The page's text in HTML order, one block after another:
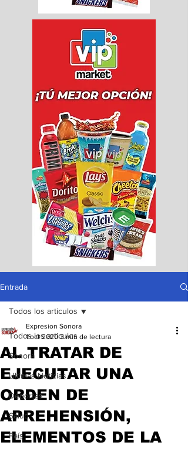
Entrada
Todos los articulos
Sonora
Ultimas Noticias
Deportes
Salud
País
Todos los articulos
AL TRATAR DE
EJECUTAR UNA
ORDEN DE
APREHENSIÓN,
ELEMENTOS DE LA
Expresion Sonora
1 oct 2020 3 min de lectura